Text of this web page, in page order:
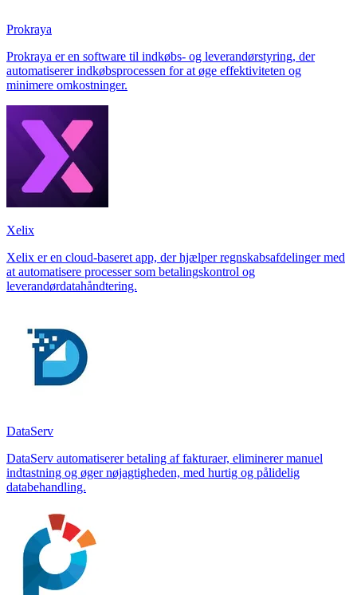
Prokraya
Prokraya er en software til indkøbs- og leverandørstyring, der
automatiserer indkøbsprocessen for at øge effektiviteten og
minimere omkostninger.
Xelix
Xelix er en cloud-baseret app, der hjælper regnskabsafdelinger med
at automatisere processer som betalingskontrol og
leverandørdatahåndtering.
DataServ
DataServ automatiserer betaling af fakturaer, eliminerer manuel
indtastning og øger nøjagtigheden, med hurtig og pålidelig
databehandling.